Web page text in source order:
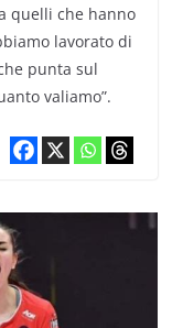
quelli che hanno
lavorato di
punta sul
valiamo”.